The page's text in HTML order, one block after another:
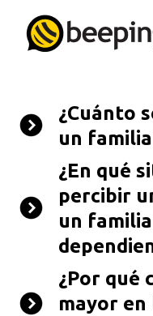
¿Cuánto
un
¿En qué
percibir
un
¿Por qué
mayor